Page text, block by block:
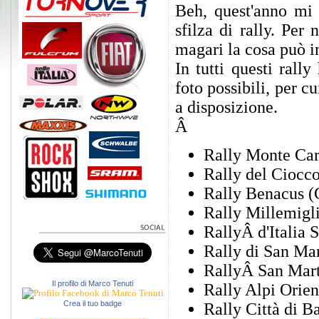
Il profilo di Marco Tenuti
Crea il tuo badge
Beh, quest'anno
sfilza di rally. Per
magari la cosa può
In tutti questi rally
foto possibili, per
a disposizione.
Â
Rally Monte
Rally del
Rally Benacus
Rally
RallyÂ d'Italia
Rally di San
RallyÂ San
Rally Alpi
Rally Città di